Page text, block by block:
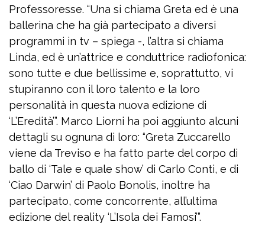
Professoresse. “Una si chiama Greta ed è una
ballerina che ha già partecipato a diversi
programmi in tv – spiega -, l’altra si chiama
Linda, ed è un’attrice e conduttrice radiofonica:
sono tutte e due bellissime e, soprattutto, vi
stupiranno con il loro talento e la loro
personalità in questa nuova edizione di
‘L’Eredità’”. Marco Liorni ha poi aggiunto alcuni
dettagli su ognuna di loro: “Greta Zuccarello
viene da Treviso e ha fatto parte del corpo di
ballo di ‘Tale e quale show’ di Carlo Conti, e di
‘Ciao Darwin’ di Paolo Bonolis, inoltre ha
partecipato, come concorrente, all’ultima
edizione del reality ‘L’Isola dei Famosi’”.